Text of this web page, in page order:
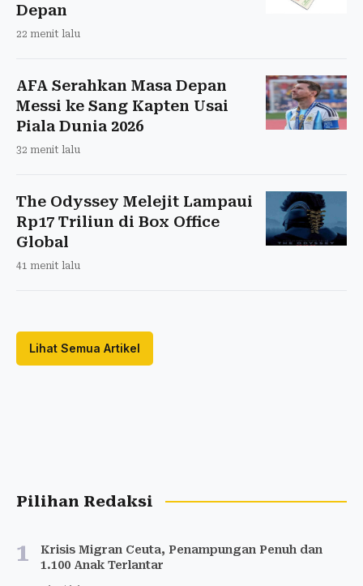
Depan
22 menit lalu
AFA Serahkan Masa Depan
Messi ke Sang Kapten Usai
Piala Dunia 2026
32 menit lalu
The Odyssey Melejit Lampaui
Rp17 Triliun di Box Office
Global
41 menit lalu
Lihat Semua Artikel
Pilihan Redaksi
1
Krisis Migran Ceuta, Penampungan Penuh dan
1.100 Anak Terlantar